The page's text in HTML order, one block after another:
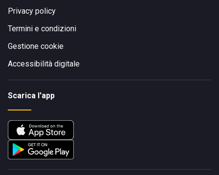
Privacy policy
Termini e condizioni
Gestione cookie
Accessibilità digitale
Scarica l'app